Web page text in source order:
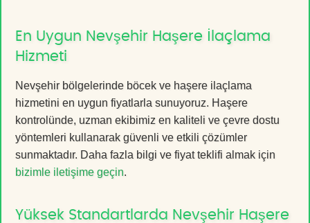
En Uygun Nevşehir Haşere İlaçlama
Hizmeti
Nevşehir bölgelerinde böcek ve haşere ilaçlama
hizmetini en uygun fiyatlarla sunuyoruz. Haşere
kontrolünde, uzman ekibimiz en kaliteli ve çevre dostu
yöntemleri kullanarak güvenli ve etkili çözümler
sunmaktadır. Daha fazla bilgi ve fiyat teklifi almak için
bizimle iletişime geçin.
Yüksek Standartlarda Nevşehir Haşere